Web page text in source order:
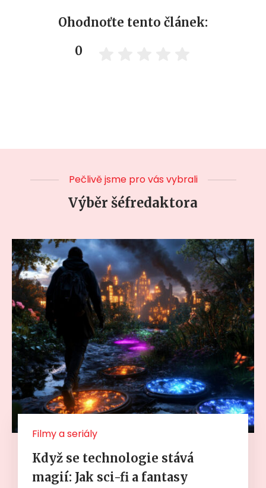
Ohodnoťte tento článek:
0
Pečlivě jsme pro vás vybrali
Výběr šéfredaktora
Filmy a seriály
Když se technologie stává
magií: Jak sci-fi a fantasy